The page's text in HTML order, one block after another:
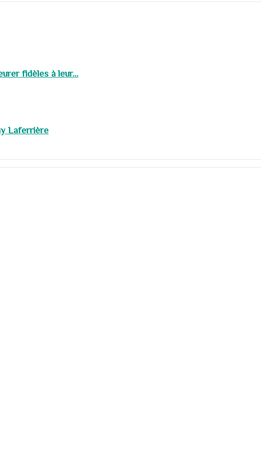
fidèles à leur...
Laferrière